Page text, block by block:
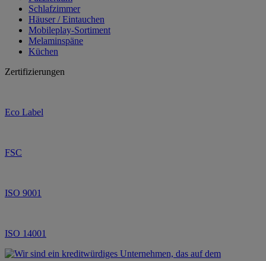
Schlafzimmer
Häuser / Eintauchen
Mobileplay-Sortiment
Melaminspäne
Küchen
Zertifizierungen
Eco Label
FSC
ISO 9001
ISO 14001